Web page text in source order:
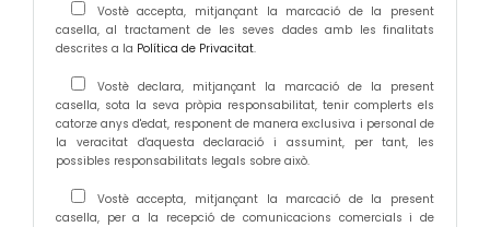
Vostè accepta, mitjançant la marcació de la present
casella, al tractament de les seves dades amb les finalitats
descrites a la Política de Privacitat.
Vostè declara, mitjançant la marcació de la present
casella, sota la seva pròpia responsabilitat, tenir complerts els
catorze anys d'edat, responent de manera exclusiva i personal de
la veracitat d'aquesta declaració i assumint, per tant, les
possibles responsabilitats legals sobre això.
Vostè accepta, mitjançant la marcació de la present
casella, per a la recepció de comunicacions comercials i de